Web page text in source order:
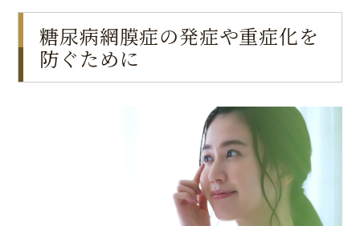
糖尿病網膜症の発症や重症化を
防ぐために